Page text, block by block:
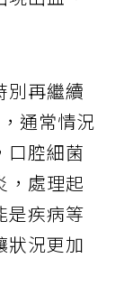
別再繼續
通常情況
口腔細菌
，處理起
是疾病等
狀況更加